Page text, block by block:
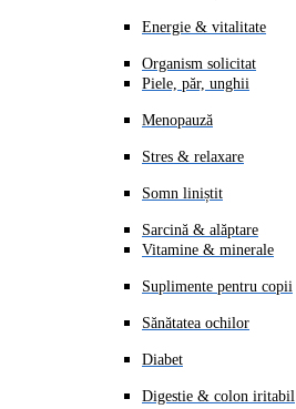
Energie & vitalitate
Organism solicitat
Piele, păr, unghii
Menopauză
Stres & relaxare
Somn liniștit
Sarcină & alăptare
Vitamine & minerale
Suplimente pentru copii
Sănătatea ochilor
Diabet
Digestie & colon iritabil